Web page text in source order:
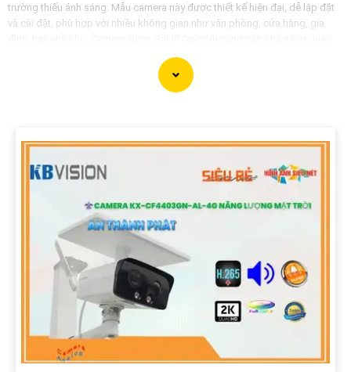
trường thiếu ánh sáng. Mẫu camera này được thiết kế hiện đại, dễ lắp đặt
và cài đặt, phù hợp với nhiều không gian như văn phòng, cửa hàng, gia
động mọi lúc mọi nơi thông qua ứng dụng di động.